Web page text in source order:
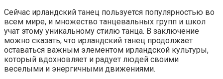
Сейчас ирландский танец пользуется популярностью во
всем мире, и множество танцевальных групп и школ
учат этому уникальному стилю танца. В заключение
можно сказать, что ирландский танец продолжает
оставаться важным элементом ирландской культуры,
который вдохновляет и радует людей своими
веселыми и энергичными движениями.